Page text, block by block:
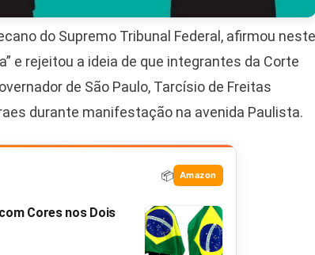
do Supremo Tribunal Federal, afirmou neste
e rejeitou a ideia de que integrantes da Corte
de São Paulo, Tarcísio de Freitas
durante manifestação na avenida Paulista.
📦 Amazon
Cores nos Dois